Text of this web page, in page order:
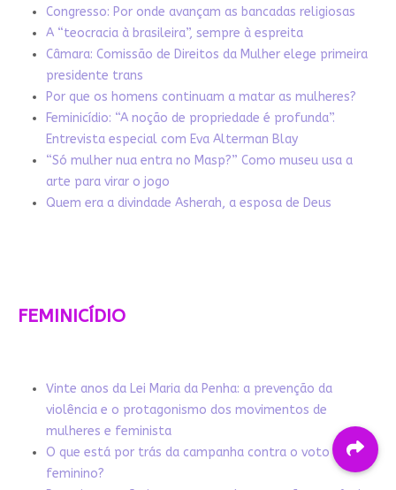
Congresso: Por onde avançam as bancadas religiosas
A “teocracia à brasileira”, sempre à espreita
Câmara: Comissão de Direitos da Mulher elege primeira
presidente trans
Por que os homens continuam a matar as mulheres?
Feminicídio: “A noção de propriedade é profunda”.
Entrevista especial com Eva Alterman Blay
“Só mulher nua entra no Masp?” Como museu usa a
arte para virar o jogo
Quem era a divindade Asherah, a esposa de Deus
FEMINICÍDIO
Vinte anos da Lei Maria da Penha: a prevenção da
violência e o protagonismo dos movimentos de
mulheres e feminista
O que está por trás da campanha contra o voto
feminino?